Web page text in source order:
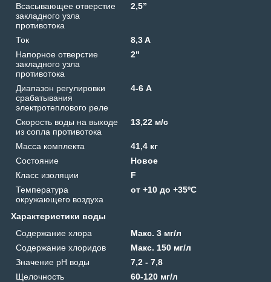
Всасывающее отверстие
закладного узла
противотока
2,5”
Ток
8,3 A
Напорное отверстие
закладного узла
противотока
2"
Диапазон регулировки
срабатывания
электротеплового реле
4-6 А
Скорость воды на выходе
из сопла противотока
13,22 м/с
Масса комплекта
41,4 кг
Состояние
Новое
Класс изоляции
F
Температура
окружающего воздуха
от +10 до +35ºС
Характеристики воды
Содержание хлора
Макс. 3 мг/л
Содержание хлоридов
Макс. 150 мг/л
Значение рН воды
7,2 - 7,8
Щелочность
60-120 мг/л